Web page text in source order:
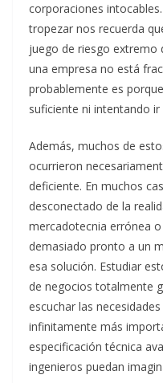
corporaciones
tropezar nos recuerda
juego de riesgo extremo
una empresa no está
probablemente es
suficiente ni intentando
Además, muchos de
ocurrieron
deficiente. En muchos
desconectado de la
mercadotecnia errónea
demasiado pronto a un
esa solución. Estudiar
de negocios totalmente
escuchar las
infinitamente más
especificación técnica
ingenieros puedan